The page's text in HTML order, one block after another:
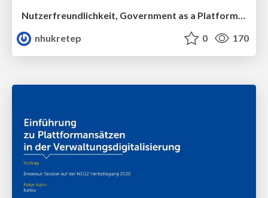
Nutzerfreundlichkeit, Government as a Platform und die Zukunft der Verwaltung
nhukretep
0 170